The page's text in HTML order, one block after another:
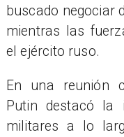
buscado negociar
mientras las
el ejército ruso.
En una reunión
Putin destacó la
militares a lo